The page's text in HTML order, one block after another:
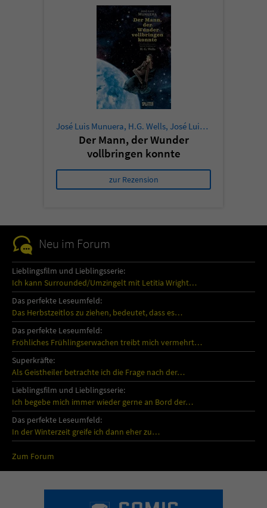
José Luis Munuera, H.G. Wells, José Luis Munuera
Der Mann, der Wunder
vollbringen konnte
zur Rezension
Neu im Forum
Lieblingsfilm und Lieblingsserie:
Ich kann Surrounded/Umzingelt mit Letitia Wright…
Das perfekte Leseumfeld:
Das Herbstzeitlos zu ziehen, bedeutet, dass es…
Das perfekte Leseumfeld:
Fröhliches Frühlingserwachen treibt mich vermehrt…
Superkräfte:
Als Geistheiler betrachte ich die Frage nach der…
Lieblingsfilm und Lieblingsserie:
Ich begebe mich immer wieder gerne an Bord der…
Das perfekte Leseumfeld:
In der Winterzeit greife ich dann eher zu…
Zum Forum